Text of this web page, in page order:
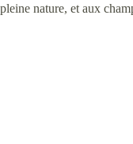
nature, et aux